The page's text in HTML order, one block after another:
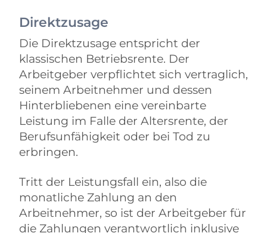
Direktzusage
Die Direktzusage entspricht der
klassischen Betriebsrente. Der
Arbeitgeber verpflichtet sich vertraglich,
seinem Arbeitnehmer und dessen
Hinterbliebenen eine vereinbarte
Leistung im Falle der Altersrente, der
Berufsunfähigkeit oder bei Tod zu
erbringen.
Tritt der Leistungsfall ein, also die
monatliche Zahlung an den
Arbeitnehmer, so ist der Arbeitgeber für
die Zahlungen verantwortlich inklusive